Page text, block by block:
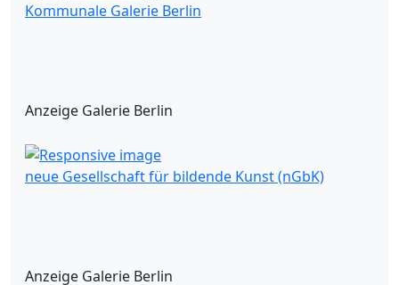
Kommunale Galerie Berlin
Anzeige Galerie Berlin
neue Gesellschaft für bildende Kunst (nGbK)
Anzeige Galerie Berlin